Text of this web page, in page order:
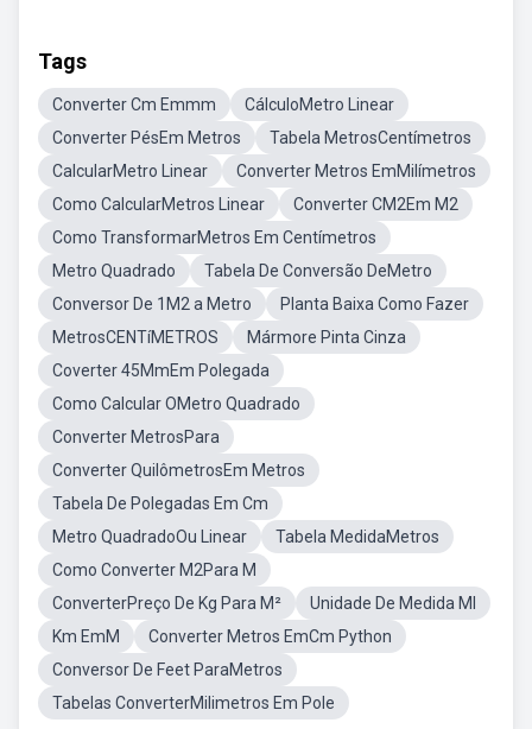
Tags
Converter Cm Emmm
CálculoMetro Linear
Converter PésEm Metros
Tabela MetrosCentímetros
CalcularMetro Linear
Converter Metros EmMilímetros
Como CalcularMetros Linear
Converter CM2Em M2
Como TransformarMetros Em Centímetros
Metro Quadrado
Tabela De Conversão DeMetro
Conversor De 1M2 a Metro
Planta Baixa Como Fazer
MetrosCENTíMETROS
Mármore Pinta Cinza
Coverter 45MmEm Polegada
Como Calcular OMetro Quadrado
Converter MetrosPara
Converter QuilômetrosEm Metros
Tabela De Polegadas Em Cm
Metro QuadradoOu Linear
Tabela MedidaMetros
Como Converter M2Para M
ConverterPreço De Kg Para M²
Unidade De Medida Ml
Km EmM
Converter Metros EmCm Python
Conversor De Feet ParaMetros
Tabelas ConverterMilimetros Em Pole